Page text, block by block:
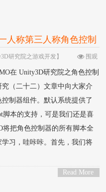
人称第三人称角色控制
十九）
研究院之游戏开发】
围观
在 Unity3D研究院之角色控制
究（二十二）文章中向大家介
控制器组件。默认系统提供了
脚本的支持，可是我们还是喜
将把角色控制器的所有脚本全
习，哇咔咔。首先，我们将
Read More